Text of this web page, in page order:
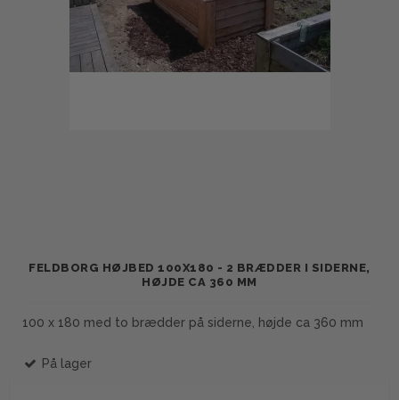
FELDBORG HØJBED 100X180 - 2 BRÆDDER I SIDERNE,
HØJDE CA 360 MM
100 x 180 med to brædder på siderne, højde ca 360 mm
På lager